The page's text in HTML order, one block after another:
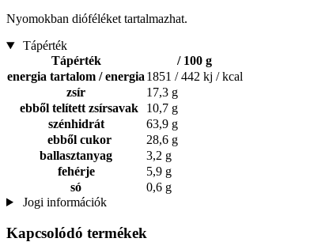
Nyomokban dióféléket tartalmazhat.
Tápérték
Tápérték
/ 100 g
energia tartalom / energia 1851 / 442 kj / kcal
zsír
17,3 g
ebből telített zsírsavak
10,7 g
szénhidrát
63,9 g
ebből cukor
28,6 g
ballasztanyag
3,2 g
fehérje
5,9 g
só
0,6 g
Jogi információk
Kapcsolódó termékek